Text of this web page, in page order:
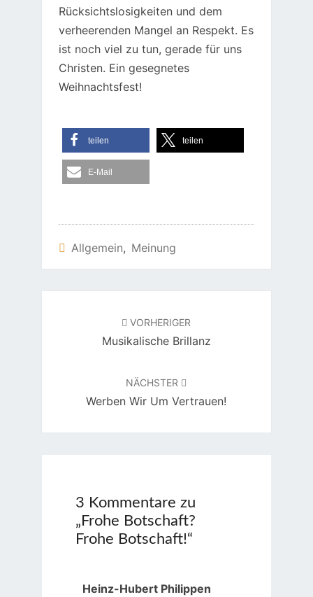
Rücksichtslosigkeiten und dem
verheerenden Mangel an Respekt. Es
ist noch viel zu tun, gerade für uns
Christen. Ein gesegnetes
Weihnachtsfest!
teilen teilen
E-Mail
Allgemein, Meinung
VORHERIGER
Musikalische Brillanz
NÄCHSTER
Werben Wir Um Vertrauen!
3 Kommentare zu
„ Frohe Botschaft?
Frohe Botschaft!“
Heinz-Hubert Philippen